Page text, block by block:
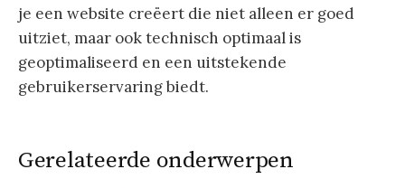
je een website creëert die niet alleen er goed
uitziet, maar ook technisch optimaal is
geoptimaliseerd en een uitstekende
gebruikerservaring biedt.
Gerelateerde onderwerpen